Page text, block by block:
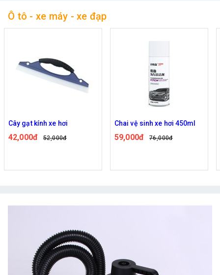
Ô tô - xe máy - xe đạp
Cây gạt kính xe hơi
42,000đ 52,000đ
Chai vệ sinh xe hơi 450ml
59,000đ 76,000đ